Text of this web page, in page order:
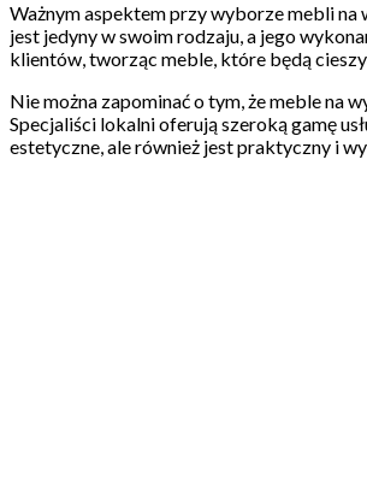
Ważnym aspektem przy wyborze mebli na
jest jedyny w swoim rodzaju, a jego
klientów, tworząc meble, które będą
Nie można zapominać o tym, że meble na
Specjaliści lokalni oferują szeroką gamę
estetyczne, ale również jest praktyczny i